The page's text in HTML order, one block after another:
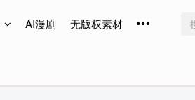
AI漫剧 无版权素材